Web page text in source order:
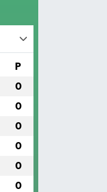
P
0
0
0
0
0
0